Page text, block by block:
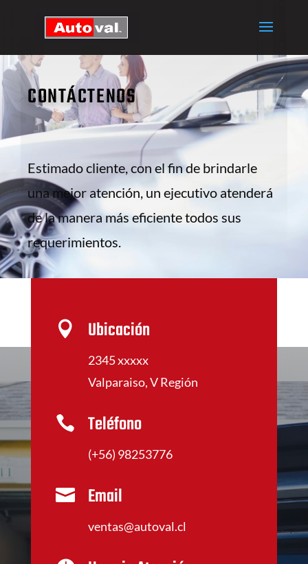
CONTÁCTENOS
Estimado cliente, con el fin de brindarle
una mejor atención, un ejecutivo atenderá
de la manera más eficiente todos sus
requerimientos.
 Ubicación
2345 xxxxx
Valparaiso, V Región
 Teléfono
(+56) 98253776
 Email
ventas@autoval.cl